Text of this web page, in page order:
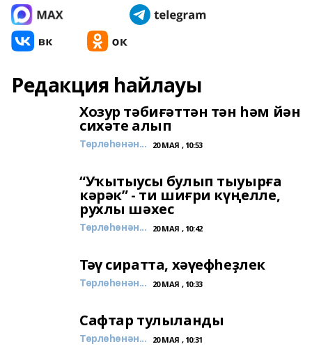
Редакция һайлауы
Хозур тәбиғәттән тән һәм йән
сихәте алып
Төрлөһөнән... 20 МАЯ , 10:53
“Уҡытыусы булып тыуырға
кәрәк” - ти шиғри күңелле,
рухлы шәхес
Төрлөһөнән... 20 МАЯ , 10:42
Тәү сиратта, хәүефһеҙлек
Төрлөһөнән... 20 МАЯ , 10:33
Сафтар тулыланды
Төрлөһөнән... 20 МАЯ , 10:31